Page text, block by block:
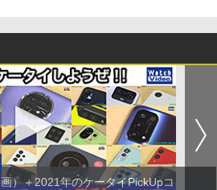
）＋2021年のケータイPickUpコ